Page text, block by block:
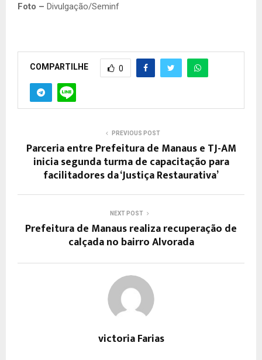
Foto – Divulgação/Seminf
COMPARTILHE 0
PREVIOUS POST
Parceria entre Prefeitura de Manaus e TJ-AM
inicia segunda turma de capacitação para
facilitadores da ‘Justiça Restaurativa’
NEXT POST
Prefeitura de Manaus realiza recuperação de
calçada no bairro Alvorada
victoria Farias